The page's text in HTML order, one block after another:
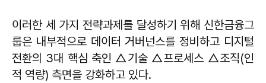
이러한 세 가지 전략과제를 달성하기 위해 신한금융그
룹은 내부적으로 데이터 거버넌스를 정비하고 디지털
전환의 3대 핵심 축인 △기술 △프로세스 △조직(인
적 역량) 측면을 강화하고 있다.